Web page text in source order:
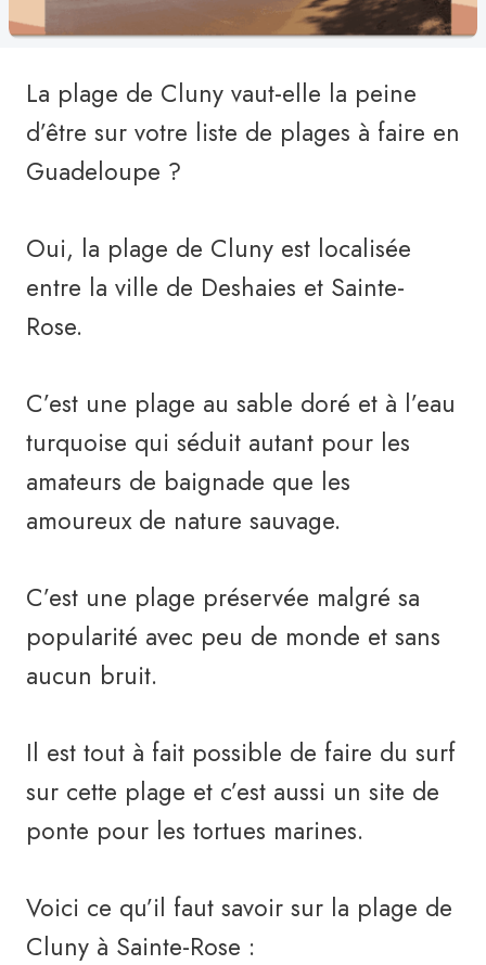
La plage de Cluny vaut-elle la peine
d’être sur votre liste de plages à faire en
Guadeloupe ?
Oui, la plage de Cluny est localisée
entre la ville de Deshaies et Sainte-
Rose.
C’est une plage au sable doré et à l’eau
turquoise qui séduit autant pour les
amateurs de baignade que les
amoureux de nature sauvage.
C’est une plage préservée malgré sa
popularité avec peu de monde et sans
aucun bruit.
Il est tout à fait possible de faire du surf
sur cette plage et c’est aussi un site de
ponte pour les tortues marines.
Voici ce qu’il faut savoir sur la plage de
Cluny à Sainte-Rose :